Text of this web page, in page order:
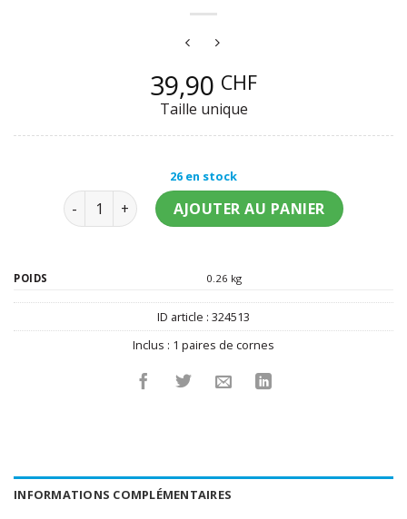
39,90 CHF
Taille unique
26 en stock
quantité de Cornes démoniaque blanches et
AJOUTER AU PANIER
POIDS 0.26 kg
ID article : 324513
Inclus : 1 paires de cornes
INFORMATIONS COMPLÉMENTAIRES